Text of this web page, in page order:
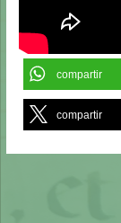
compartir
compartir